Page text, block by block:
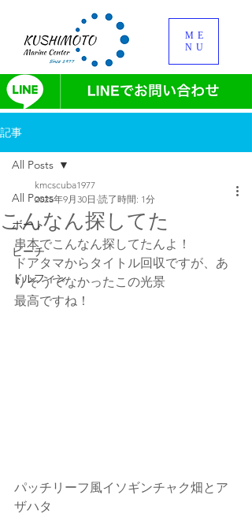
ME
NU
記事
All Posts
ボート
ビーチ
ドルフィン
All Posts
こんなん探してた
kmcscuba1977
2025年9月30日 読了時間: 1分
串本でこんなん探してたんよ！
ドアタマからタイトル回収ですが、あ
りそうでなかったこの光景
最高ですね！
パッチリーフ風イソギンチャク畑とア
ザハタ